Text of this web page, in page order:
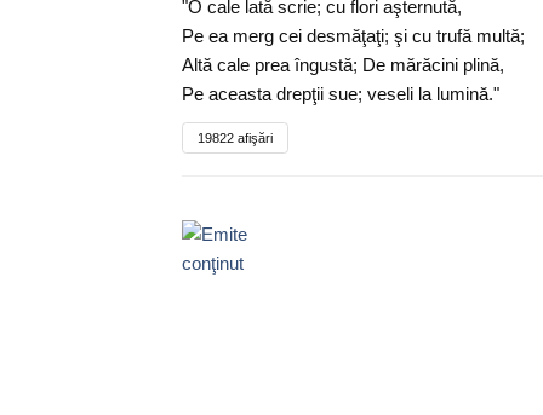
"O cale lată scrie; cu flori aşternută,
Pe ea merg cei desmăţaţi; şi cu trufă multă;
Altă cale prea îngustă; De mărăcini plină,
Pe aceasta drepţii sue; veseli la lumină."
19822 afişări